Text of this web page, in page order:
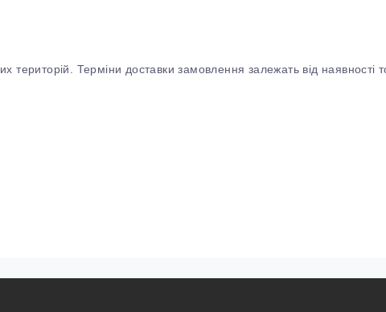
Терміни доставки замовлення залежать від наявності